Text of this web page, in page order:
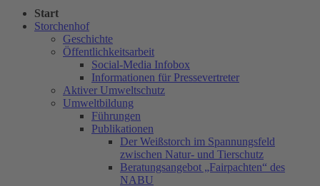
Start
Storchenhof
Geschichte
Öffentlichkeitsarbeit
Social-Media Infobox
Informationen für Pressevertreter
Aktiver Umweltschutz
Umweltbildung
Führungen
Publikationen
Der Weißstorch im Spannungsfeld
zwischen Natur- und Tierschutz
Beratungsangebot „Fairpachten“ des
NABU